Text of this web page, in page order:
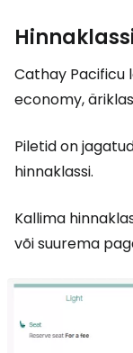
Cathay Pacificu
economy,
Piletid on
hinnaklassi.
Kallima
või suurema